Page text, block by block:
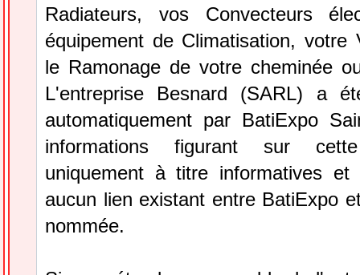
Radiateurs, vos Convecteurs
équipement de Climatisation, votre
le Ramonage de votre cheminée
L'entreprise Besnard (SARL) a
automatiquement par BatiExpo
informations figurant sur
uniquement à titre informatives et
aucun lien existant entre BatiExpo
nommée.